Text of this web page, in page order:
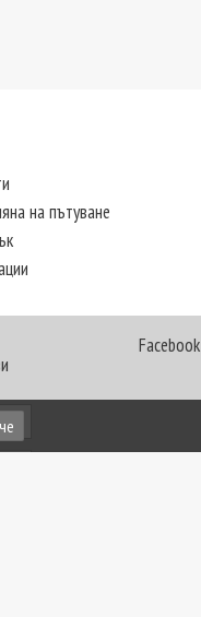
на пътуване
Facebook